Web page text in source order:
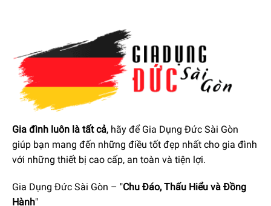
thể chuẩn bị cà phê mong muốn của mình một cách nhanh
chóng và thân thiện với người dùng. Thưởng thức cà phê
với Siemens thật dễ dàng.
Gia đình luôn là tất cả, hãy để Gia Dụng Đức Sài Gòn
giúp bạn mang đến những điều tốt đẹp nhất cho gia đình
với những thiết bị cao cấp, an toàn và tiện lợi.
Gia Dụng Đức Sài Gòn – "Chu Đáo, Thấu Hiểu và Đồng
Hành"